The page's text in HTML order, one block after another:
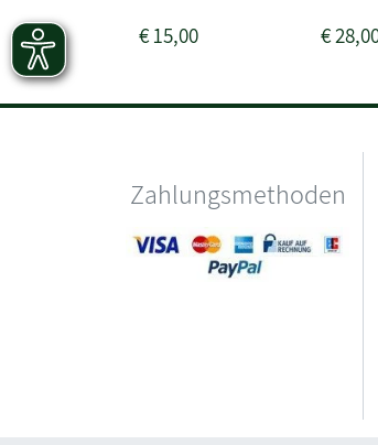
€15,00 €
Zahlungsmethoden